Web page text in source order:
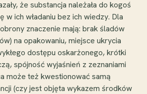
że substancja należała do kogoś
w ich władaniu bez ich wiedzy. Dla
znaczenie mają: brak śladów
na opakowaniu, miejsce ukrycia
dostępu oskarżonego, krótki
spójność wyjaśnień z zeznaniami
może też kwestionować samą
(czy jest objęta wykazem środków